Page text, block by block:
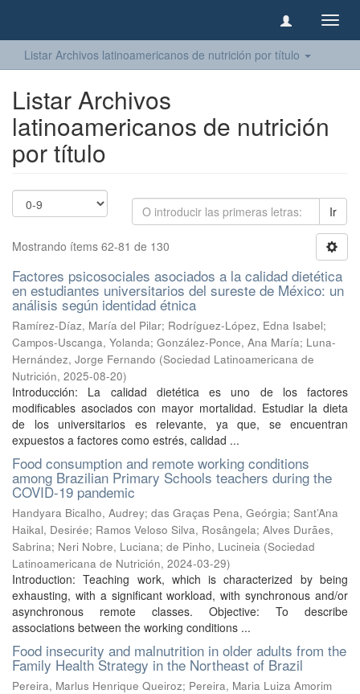
Listar Archivos latinoamericanos de nutrición por título
Listar Archivos
latinoamericanos de nutrición
por título
Ir
Mostrando ítems 62-81 de 130
Factores psicosociales asociados a la calidad dietética
en estudiantes universitarios del sureste de México: un
análisis según identidad étnica
Ramírez-Díaz, María del Pilar; Rodríguez-López, Edna Isabel;
Campos-Uscanga, Yolanda; González-Ponce, Ana María; Luna-
Hernández, Jorge Fernando (Sociedad Latinoamericana de
Nutrición, 2025-08-20)
Introducción: La calidad dietética es uno de los factores
modificables asociados con mayor mortalidad. Estudiar la dieta
de los universitarios es relevante, ya que, se encuentran
expuestos a factores como estrés, calidad ...
Food consumption and remote working conditions
among Brazilian Primary Schools teachers during the
COVID-19 pandemic
Handyara Bicalho, Audrey; das Graças Pena, Geórgia; Sant’Ana
Haikal, Desirée; Ramos Veloso Silva, Rosângela; Alves Durães,
Sabrina; Neri Nobre, Luciana; de Pinho, Lucineia (Sociedad
Latinoamericana de Nutrición, 2024-03-29)
Introduction: Teaching work, which is characterized by being
exhausting, with a significant workload, with synchronous and/or
asynchronous remote classes. Objective: To describe
associations between the working conditions ...
Food insecurity and malnutrition in older adults from the
Family Health Strategy in the Northeast of Brazil
Pereira, Marlus Henrique Queiroz; Pereira, Maria Luiza Amorim